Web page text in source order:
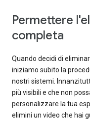
Permettere
completa
Quando decidi di
iniziamo subito la
nostri sistemi.
più visibili e che non
personalizzare la tua
elimini un video che hai